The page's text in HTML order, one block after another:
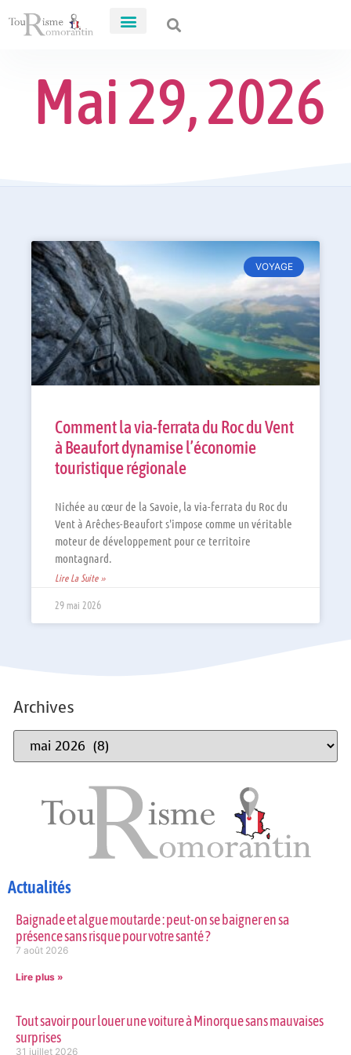
Mai 29, 2026
VOYAGE
Comment la via-ferrata du Roc du Vent
à Beaufort dynamise l’économie
touristique régionale
Nichée au cœur de la Savoie, la via-ferrata du Roc du
Vent à Arêches-Beaufort s'impose comme un véritable
moteur de développement pour ce territoire
montagnard.
Lire La Suite »
29 mai 2026
Archives
Actualités
Baignade et algue moutarde : peut-on se baigner en sa
présence sans risque pour votre santé ?
7 août 2026
Lire plus »
Tout savoir pour louer une voiture à Minorque sans mauvaises
surprises
31 juillet 2026